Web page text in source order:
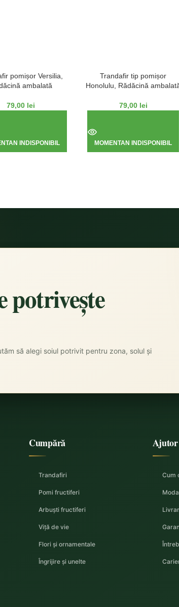
pomișor Versilia,
ambalată
79,00 lei
INDISPONIBIL
Trandafir tip pomișor
Honolulu, Rădăcină
79,00 lei
MOMENTAN INDISPONIBIL
potrivește
să alegi soiul potrivit pentru zona, solul și
Cumpără
Trandafiri
Pomi fructiferi
Arbuști fructiferi
Viță de vie
Flori și ornamentale
Îngrijire și unelte
Ajutor
Cum